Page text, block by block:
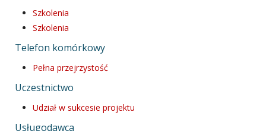
Szkolenia
Szkolenia
Telefon komórkowy
Pełna przejrzystość
Uczestnictwo
Udział w sukcesie projektu
Usługodawca